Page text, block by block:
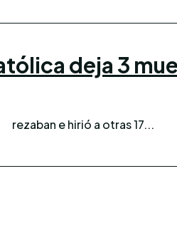
deja 3
rezaban e hirió a otras 17...